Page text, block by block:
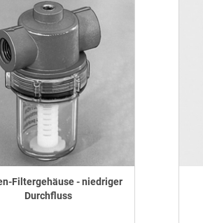
Filtergehäuse - niedriger
Durchfluss